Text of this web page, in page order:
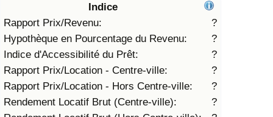
Indice
Rapport Prix/Revenu:
?
Hypothèque en Pourcentage du Revenu:
?
Indice d'Accessibilité du Prêt:
?
Rapport Prix/Location - Centre-ville:
?
Rapport Prix/Location - Hors Centre-ville:
?
Rendement Locatif Brut (Centre-ville):
?
Indice de Pollution (Actuel)
Indice de pollution
Indice de Pollution par Pays
Trafic